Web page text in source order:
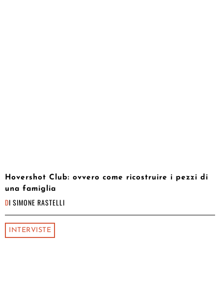
Hovershot Club: ovvero come ricostruire i pezzi di
una famiglia
DI SIMONE RASTELLI
INTERVISTE